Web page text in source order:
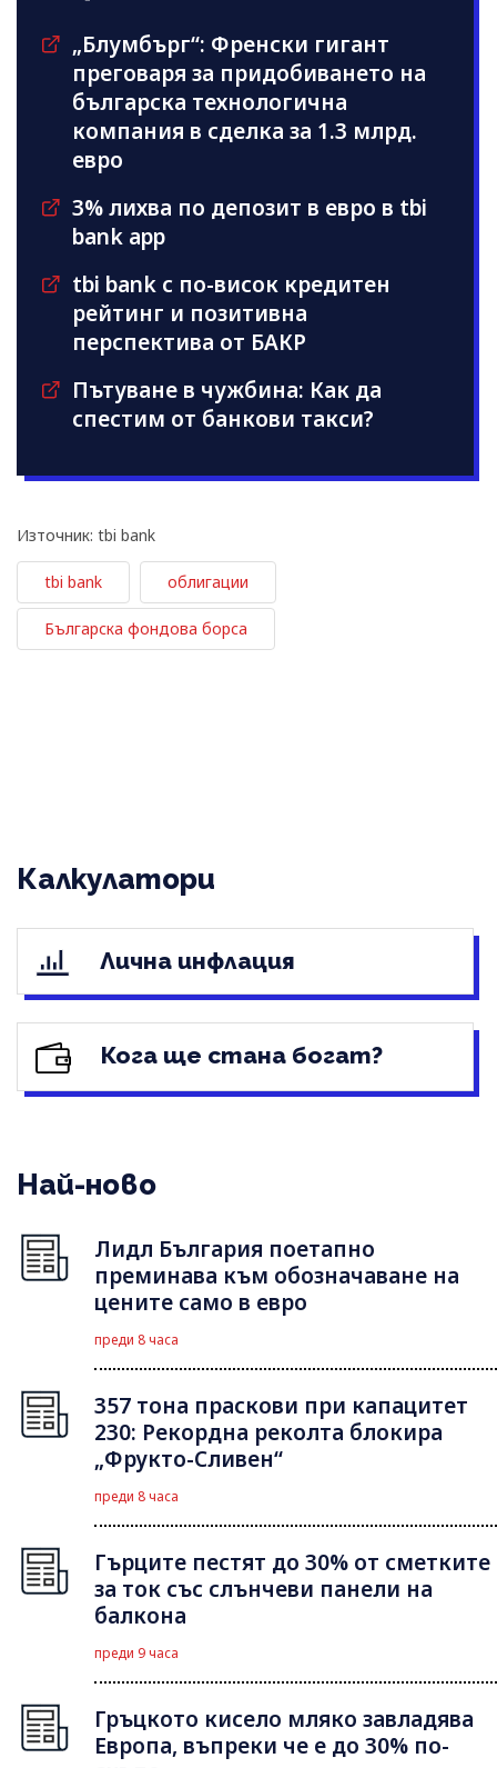
„Блумбърг“: Френски гигант
преговаря за придобиването на
българска технологична
компания в сделка за 1.3 млрд.
евро
3% лихва по депозит в евро в tbi
bank app
tbi bank с по-висок кредитен
рейтинг и позитивна
перспектива от БАКР
Пътуване в чужбина: Как да
спестим от банкови такси?
Източник: tbi bank
tbi bank облигации
Българска фондова борса
Калкулатори
Лична инфлация
Кога ще стана богат?
Най-ново
Лидл България поетапно
преминава към обозначаване на
цените само в евро
преди 8 часа
357 тона праскови при капацитет
230: Рекордна реколта блокира
„Фрукто-Сливен“
преди 8 часа
Гърците пестят до 30% от сметките
за ток със слънчеви панели на
балкона
преди 9 часа
Гръцкото кисело мляко завладява
Европа, въпреки че е до 30% по-